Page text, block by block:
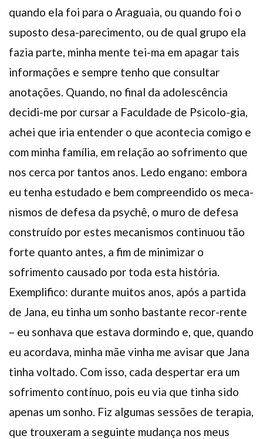
quando ela foi para o Araguaia, ou quando foi o
suposto desa-parecimento, ou de qual grupo ela
fazia parte, minha mente tei-ma em apagar tais
informações e sempre tenho que consultar
anotações. Quando, no final da adolescência
decidi-me por cursar a Faculdade de Psicolo-gia,
achei que iria entender o que acontecia comigo e
com minha família, em relação ao sofrimento que
nos cerca por tantos anos. Ledo engano: embora
eu tenha estudado e bem compreendido os meca-
nismos de defesa da psychê, o muro de defesa
construído por estes mecanismos continuou tão
forte quanto antes, a fim de minimizar o
sofrimento causado por toda esta história.
Exemplifico: durante muitos anos, após a partida
de Jana, eu tinha um sonho bastante recor-rente
– eu sonhava que estava dormindo e, que, quando
eu acordava, minha mãe vinha me avisar que Jana
tinha voltado. Com isso, cada despertar era um
sofrimento contínuo, pois eu via que tinha sido
apenas um sonho. Fiz algumas sessões de terapia,
que trouxeram a seguinte mudança nos meus